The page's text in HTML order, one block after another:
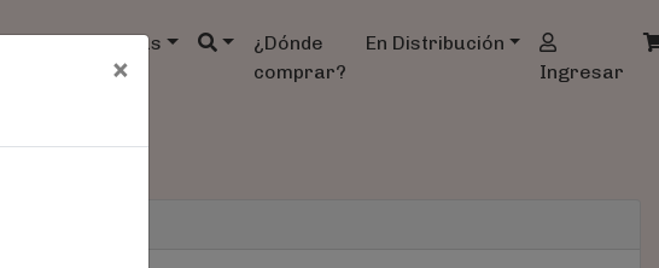
Agendas
¿Dónde
comprar?
En Distribución
Ingresar
×